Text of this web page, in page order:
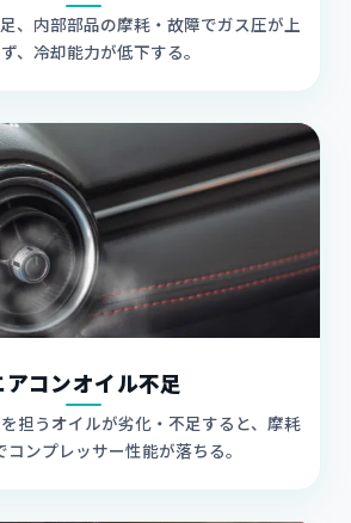
、内部部品の摩耗・故障でガス圧が上
、冷却能力が低下する。
アコンオイル不足
担うオイルが劣化・不足すると、摩耗
コンプレッサー性能が落ちる。